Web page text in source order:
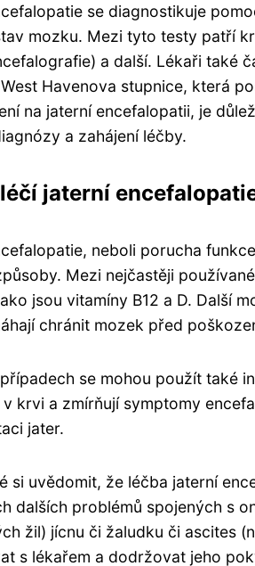
se diagnostikuje
mozku. Mezi tyto testy patří
a další. Lékaři také
Havenova stupnice, která
na jaterní encefalopatii, je
a zahájení léčby.
jaterní
neboli porucha
Mezi nejčastěji
jsou vitamíny B12 a D. Další
chránit mozek před
se mohou použít také
v krvi a zmírňují symptomy
jater.
si uvědomit, že léčba jaterní
dalších problémů spojených s
žil) jícnu či žaludku či ascites
s lékařem a dodržovat jeho